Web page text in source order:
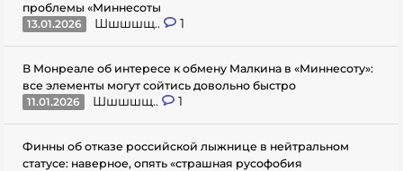
проблемы «Миннесоты
13.01.2026
Шшшшщ.. 1
В Монреале об интересе к обмену Малкина в «Миннесоту»:
все элементы могут сойтись довольно быстро
11.01.2026
Шшшшщ.. 1
Финны об отказе российской лыжнице в нейтральном
статусе: наверное, опять «страшная русофобия